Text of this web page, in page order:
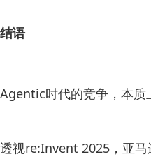
结语
Agentic时代的竞争，本质
透视re:Invent 2025，亚马